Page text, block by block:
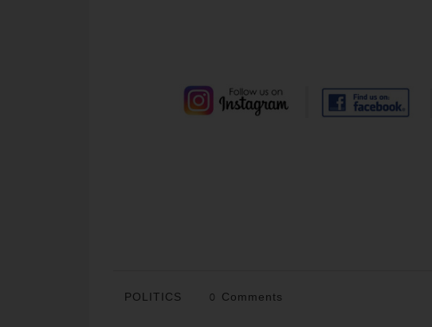
POLITICS 0 Comments